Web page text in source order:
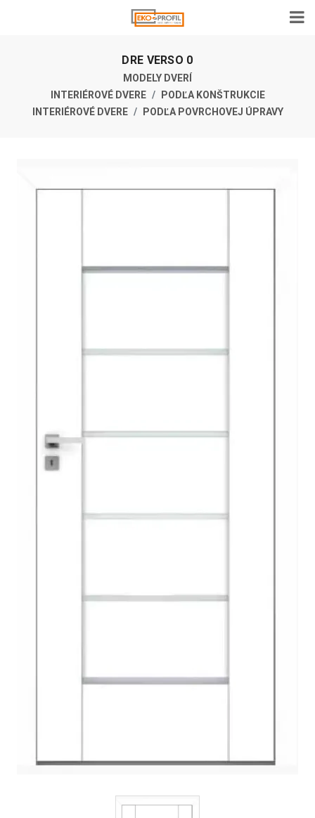
DRE VERSO 0
MODELY DVERÍ
INTERIÉROVÉ DVERE
PODĽA KONŠTRUKCIE
INTERIÉROVÉ DVERE
PODĽA POVRCHOVEJ ÚPRAVY